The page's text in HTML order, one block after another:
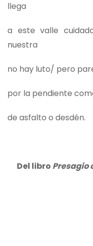
llega
a este valle
nuestra
no hay luto/ pero
por la pendiente
de asfalto o desdén.
Del libro Presagio